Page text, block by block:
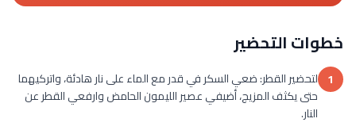
خطوات التحضير
1 لتحضير القطر: ضعي السكر في قدر مع الماء على نار هادئة، واتركيهما
حتى يكثف المزيج، أضيفي عصير الليمون الحامض وارفعي القطر عن
النار.